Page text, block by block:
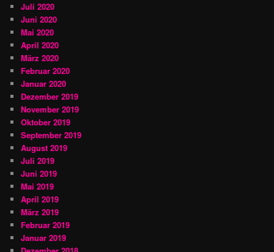
Juli 2020
Juni 2020
Mai 2020
April 2020
März 2020
Februar 2020
Januar 2020
Dezember 2019
November 2019
Oktober 2019
September 2019
August 2019
Juli 2019
Juni 2019
Mai 2019
April 2019
März 2019
Februar 2019
Januar 2019